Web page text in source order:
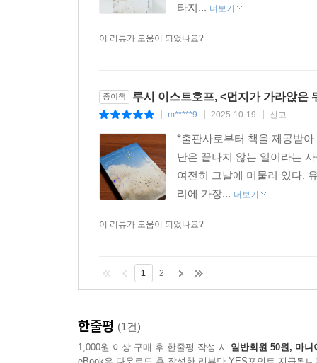
타지... 더보기
이 리뷰가 도움이 되었나요?
종이책 루시 이스트호프, <먼지가 가라앉은
m*****9 2025-10-19 신고
*출판사로부터 책을 제공받
난은 끝나지 않는 일이라는
여전히 그날에 머물러 있다.
리에 가장... 더보기
이 리뷰가 도움이 되었나요?
1 2
한줄평 (1건)
1,000원 이상 구매 후 한줄평 작성 시 일반회원 50원, 마니